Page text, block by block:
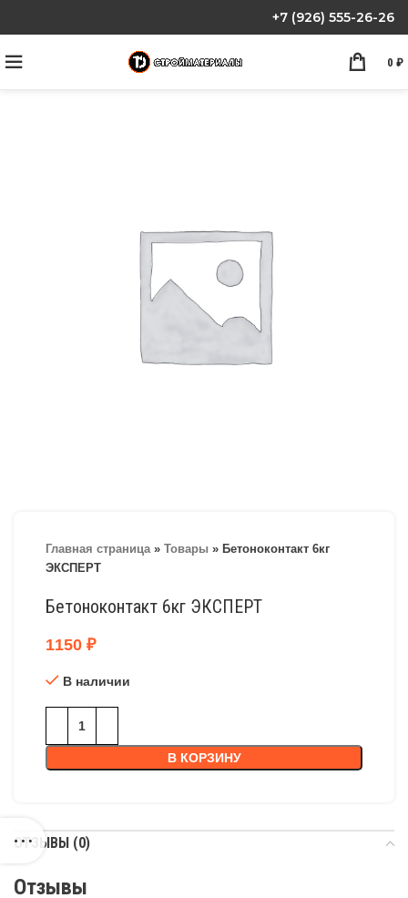
+7 (926) 555-26-26
0 ₽
Главная страница» Товары » Бетоноконтакт 6кг
ЭКСПЕРТ
Бетоноконтакт 6кг ЭКСПЕРТ
1150 ₽
В наличии
В КОРЗИНУ
ОТЗЫВЫ (0)
Отзывы